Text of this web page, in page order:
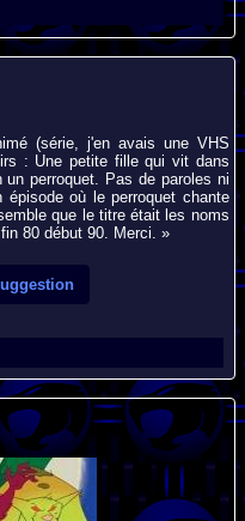
(série, j'en avais une VHS
: Une petite fille qui vit dans
perroquet. Pas de paroles ni
où le perroquet chante
que le titre était les noms
80 début 90. Merci. »